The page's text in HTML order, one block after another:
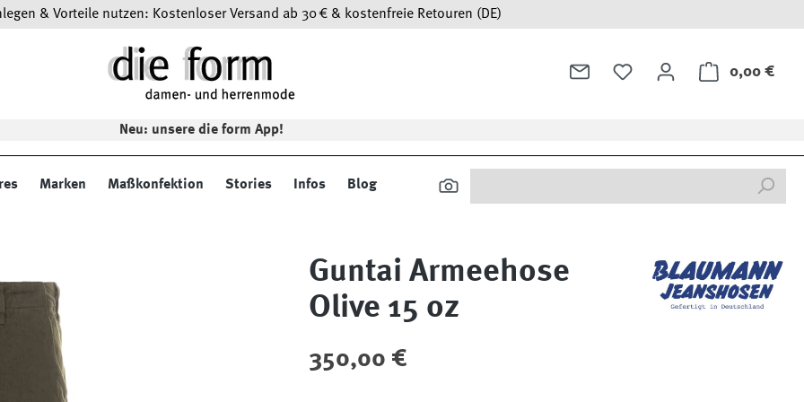
& Vorteile nutzen: Kostenloser Versand ab 30 € & kostenfreie Retouren (DE)
0,00 €
Neu: unsere die form App!
Marken Maßkonfektion Stories Infos Blog
Guntai Armeehose
Olive 15 oz
Regulärer Preis:
350,00 €